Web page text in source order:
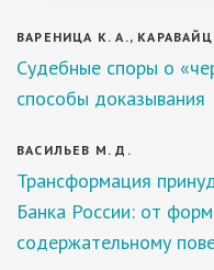
ВАРЕНИЦА К. А.,
Судебные споры о
способы доказывания
ВАСИЛЬЕВ М. Д.
Трансформация
Банка России: от
содержательному